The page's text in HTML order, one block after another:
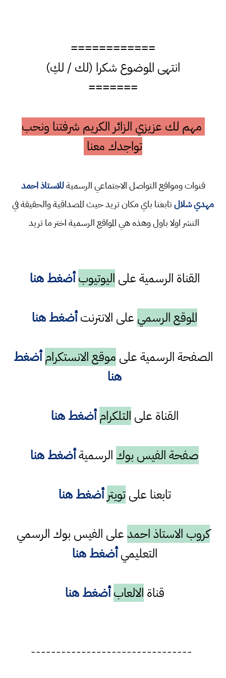
============
انتهى الموضوع شكرا (لك / لكِ)
=======
مهم لك عزيزي الزائر الكريم شرفتنا ونحب
تواجدك معنا
قنوات ومواقع التواصل الاجتماعي الرسميةللاستاذ احمد
مهدي شلالتابعنا باي مكان تريد حيث المصداقية والحقيقة في
النشر اولا باول وهذه هي المواقع الرسمية اختر ما تريد
القناة الرسمية على اليوتيوب أضغط هنا
الموقع الرسمي على الانترنتأضغط هنا
الصفحة الرسمية على موقع الانستكرام أضغط
هنا
القناة على التلكرام أضغط هنا
صفحة الفيس بوك الرسميةأضغط هنا
تابعنا علىتويتر أضغط هنا
كروب الاستاذ احمدعلى الفيس بوك الرسمي
التعليميأضغط هنا
قناة الالعاب أضغط هنا
--------------------------------